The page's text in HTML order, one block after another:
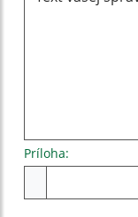
Príloha: